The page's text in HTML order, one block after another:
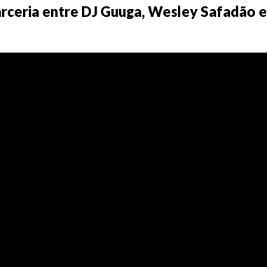
entre DJ Guuga, Wesley Safadão e